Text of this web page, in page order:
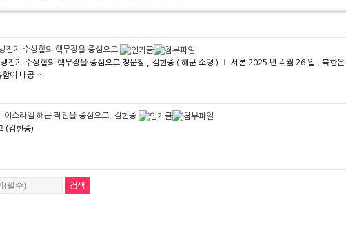
전기 수상함의 핵무장을 중심으로
냉전기 수상함의 핵무장을 중심으로 정문철 , 김현중 ( 해군 소령 ) Ⅰ 서론 2025 년 4 월 26 일 , 북한
함이 대공 …
이스라엘 해군 작전을 중심으로, 김현중
(김현중)